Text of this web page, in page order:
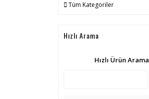
Tüm Kategoriler
Hızlı Arama
Hızlı Ürün Arama